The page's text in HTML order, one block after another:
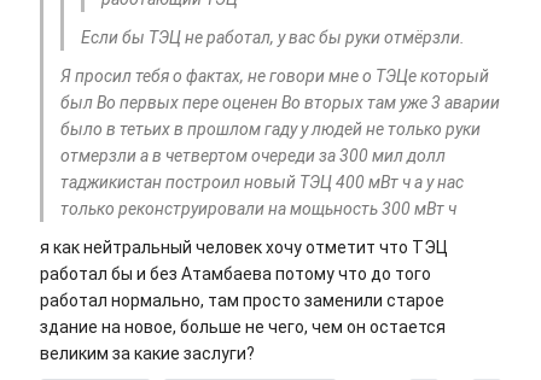
Если бы ТЭЦ не работал, у вас бы руки отмёрзли.
Я просил тебя о фактах, не говори мне о ТЭЦе который
был Во первых пере оценен Во вторых там уже 3 аварии
было в тетьих в прошлом гаду у людей не только руки
отмерзли а в четвертом очереди за 300 мил долл
таджикистан построил новый ТЭЦ 400 мВт ч а у нас
только реконструировали на мощьность 300 мВт ч
я как нейтральный человек хочу отметит что ТЭЦ
работал бы и без Атамбаева потому что до того
работал нормально, там просто заменили старое
здание на новое, больше не чего, чем он остается
великим за какие заслуги?